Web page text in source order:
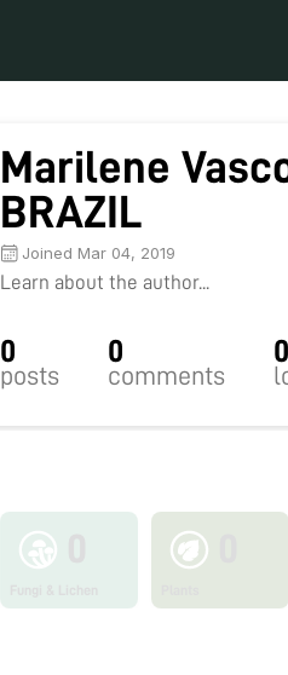
Marilene
BRAZIL
Joined Mar 04, 2019
Learn about the author...
0
posts
0
comments
0